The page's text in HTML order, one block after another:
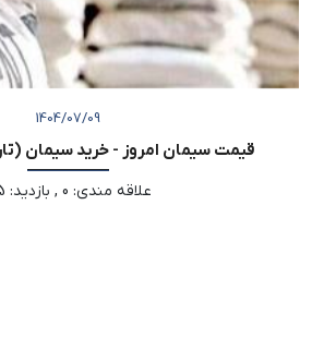
1404/07/09
قیمت سیمان امروز - خرید سیمان (تاریخ 1 بهمن
علاقه مندی:
0
, بازدید: